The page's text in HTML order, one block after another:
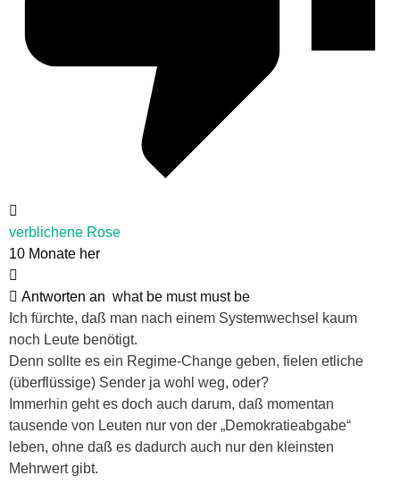
verblichene Rose
10 Monate her
Antworten an what be must must be
Ich fürchte, daß man nach einem Systemwechsel kaum
noch Leute benötigt.
Denn sollte es ein Regime-Change geben, fielen etliche
(überflüssige) Sender ja wohl weg, oder?
Immerhin geht es doch auch darum, daß momentan
tausende von Leuten nur von der „Demokratieabgabe“
leben, ohne daß es dadurch auch nur den kleinsten
Mehrwert gibt.